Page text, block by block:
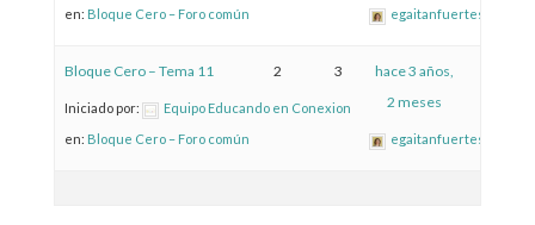
en: Bloque Cero – Foro común egaitanfuertes
Bloque Cero – Tema 11
Iniciado por:
Equipo Educando en Conexion
en: Bloque Cero – Foro común
2 3
hace 3 años,
2 meses
egaitanfuertes